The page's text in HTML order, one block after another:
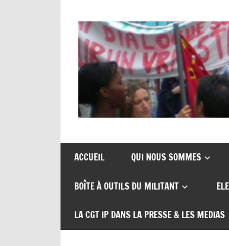
CGT
insertion
probation
de
syndicats
insertion
ACCUEIL QUI NOUS SOMMES
BOÎTE À OUTILS DU MILITANT
LA CGT IP DANS LA PRESSE & LES MEDIAS